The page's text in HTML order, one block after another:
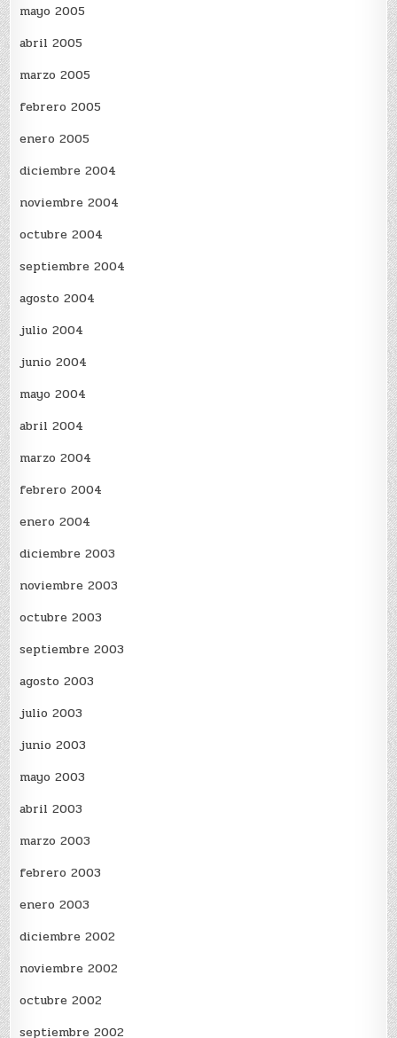
mayo 2005
abril 2005
marzo 2005
febrero 2005
enero 2005
diciembre 2004
noviembre 2004
octubre 2004
septiembre 2004
agosto 2004
julio 2004
junio 2004
mayo 2004
abril 2004
marzo 2004
febrero 2004
enero 2004
diciembre 2003
noviembre 2003
octubre 2003
septiembre 2003
agosto 2003
julio 2003
junio 2003
mayo 2003
abril 2003
marzo 2003
febrero 2003
enero 2003
diciembre 2002
noviembre 2002
octubre 2002
septiembre 2002